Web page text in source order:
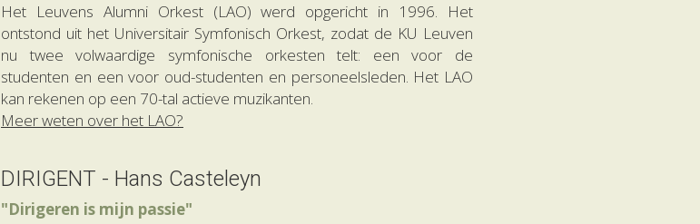
Het Leuvens Alumni Orkest (LAO) werd opgericht in 1996. Het
ontstond uit het Universitair Symfonisch Orkest, zodat de KU Leuven
nu twee volwaardige symfonische orkesten telt: een voor de
studenten en een voor oud-studenten en personeelsleden. Het LAO
kan rekenen op een 70-tal actieve muzikanten.
Meer weten over het LAO?
DIRIGENT - Hans Casteleyn
"Dirigeren is mijn passie"